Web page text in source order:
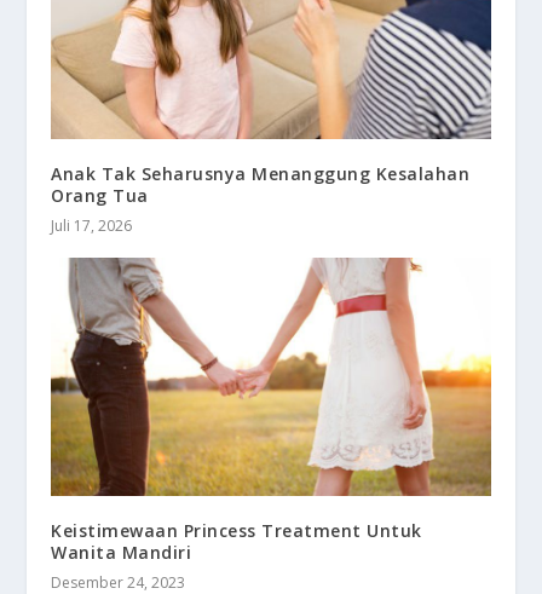
Anak Tak Seharusnya Menanggung Kesalahan
Orang Tua
Juli 17, 2026
Keistimewaan Princess Treatment Untuk
Wanita Mandiri
Desember 24, 2023